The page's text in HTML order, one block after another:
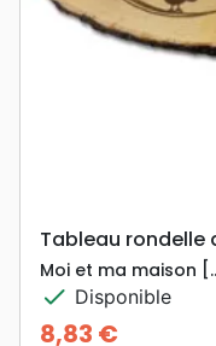
Tableau rondelle
Moi et ma maison
check Disponible
8,83 €